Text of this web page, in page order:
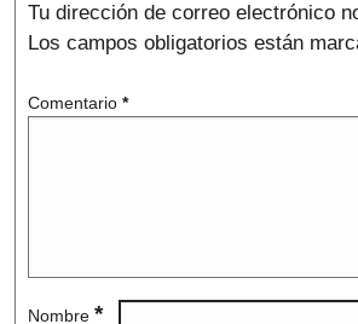
Tu dirección de correo electrónico
Los campos obligatorios están
Comentario *
Nombre *